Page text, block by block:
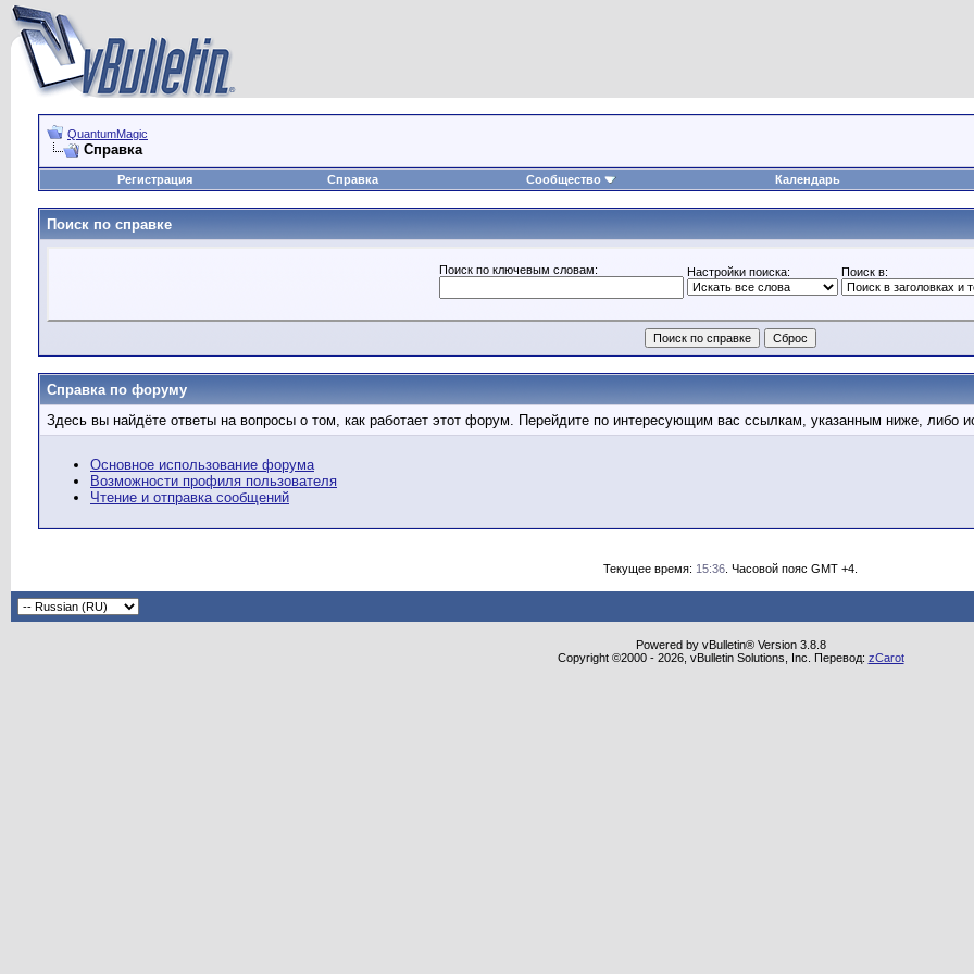
QuantumMagic
Справка
Регистрация
Справка Сообщество Календарь
Поиск по справке
Поиск по ключевым словам: Настройки поиска: Поиск в:
Справка по форуму
Здесь вы найдёте ответы на вопросы о том, как работает этот форум. Перейдите по интересующим вас ссылкам, указанным ниже, либо
Основное использование форума
Возможности профиля пользователя
Чтение и отправка сообщений
Текущее время: 15:36 . Часовой пояс GMT +4.
Powered by vBulletin® Version 3.8.8
Copyright ©2000 - 2026, vBulletin Solutions, Inc. Перевод: zCarot